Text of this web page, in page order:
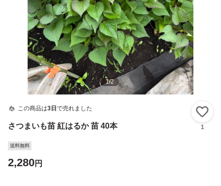
1/2
この商品は3日 で売れました
さつまいも苗 紅はるか 苗 40本 1
送料無料
2,280円